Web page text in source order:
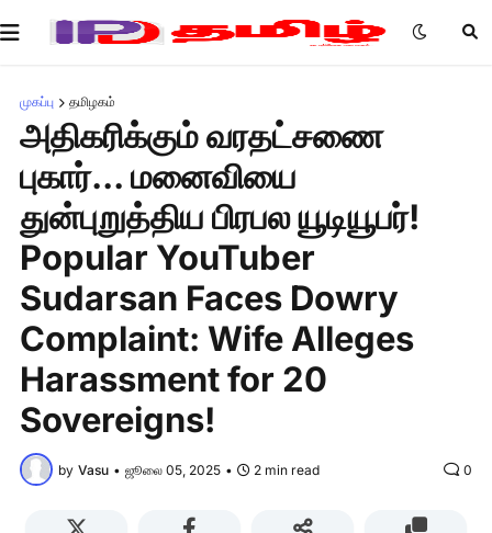
முகப்பு தமிழகம்
அதிகரிக்கும் வரதட்சணை
புகார்... மனைவியை
துன்புறுத்திய பிரபல யூடியூபர்!
Popular YouTuber
Sudarsan Faces Dowry
Complaint: Wife Alleges
Harassment for 20
Sovereigns!
by Vasu • ஜூலை 05, 2025 • 2 min read 0